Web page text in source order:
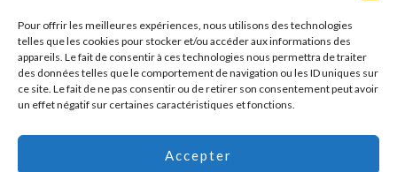
Pour offrir les meilleures expériences, nous utilisons des technologies
telles que les cookies pour stocker et/ou accéder aux informations des
appareils. Le fait de consentir à ces technologies nous permettra de traiter
des données telles que le comportement de navigation ou les ID uniques sur
ce site. Le fait de ne pas consentir ou de retirer son consentement peut avoir
un effet négatif sur certaines caractéristiques et fonctions.
Accepter
Copyright © 2026 Training Partners
Mentions légales
Politique de confidentialité